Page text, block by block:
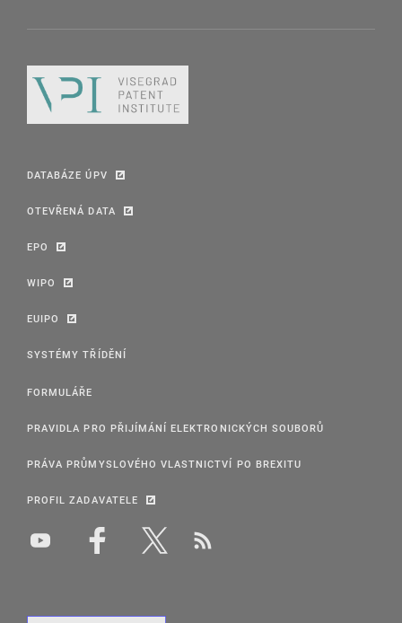
DATABÁZE ÚPV
OTEVŘENÁ DATA
EPO
WIPO
EUIPO
SYSTÉMY TŘÍDĚNÍ
FORMULÁŘE
PRAVIDLA PRO PŘIJÍMÁNÍ ELEKTRONICKÝCH SOUBORŮ
PRÁVA PRŮMYSLOVÉHO VLASTNICTVÍ PO BREXITU
PROFIL ZADAVATELE